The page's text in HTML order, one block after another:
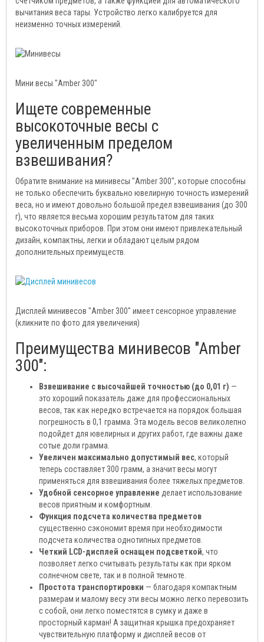
вычитания веса тары. Устройство легко калибруется для
неизменно точных измерений.
Мини весы "Аmber 300"
Ищете современные
высокоточные весы с
увеличенным пределом
взвешивания?
Обратите внимание на минивесы "Аmber 300", которые способны
не только обеспечить буквально ювелирную точность измерений
веса, но и имеют довольно большой предел взвешивания (до 300
г), что является весьма хорошим результатом для таких
высокоточных приборов. При этом они имеют привлекательный
дизайн, компактны, легки и обладают целым рядом
дополнительных преимуществ.
Дисплей минивесов "Аmber 300" имеет сенсорное управление
(кликните по фото для увеличения)
Преимущества минивесов "Аmber
300":
Взвешивание с высочайшей точностью (до 0,01 г) —
это хороший показатель даже для профессиональных
весов, так как нередко встречается на порядок большая
погрешность в 0,1 грамма. Эта модель весов великолепно
подойдет для ювелирных и других работ, где важны даже
сотые доли грамма.
Увеличен максимально допустимый вес, который
теперь составляет 300 грамм, а значит весы могут
применяться для взвешивания более тяжелых предметов.
Удобной сенсорное управление делает использование
весов приятным и комфортным.
Функция подсчета количества предметов
существенно сэкономит время при необходимости
подсчета количества однотипных предметов.
Четкий LCD-дисплей оснащен подсветкой, что
позволяет легко считывать результаты как при ярком
солнечном свете, так и в полной темноте.
Простота транспортировки — благодаря компактным
размерам и малому весу эти весы можно легко перевозить
с собой, они легко поместятся в сумку и даже в
просторный карман! А защитная крышка предохраняет
чувствительную платформу и дисплей весов от